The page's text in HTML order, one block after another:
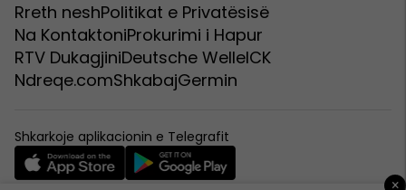
Rreth neshPolitikat e Privatësisë
Na KontaktoniProkurimi i Hapur
RTV DukagjiniDeutsche WelleICK
Ndreqe.comShkabajGermin
Shkarkoje aplikacionin e Telegrafit
×